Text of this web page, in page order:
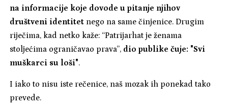
na informacije koje dovode u pitanje njihov
društveni identitet nego na same činjenice. Drugim
riječima, kad netko kaže: “Patrijarhat je ženama
stoljećima ograničavao prava”, dio publike čuje: "Svi
muškarci su loši".
I iako to nisu iste rečenice, naš mozak ih ponekad tako
prevede.